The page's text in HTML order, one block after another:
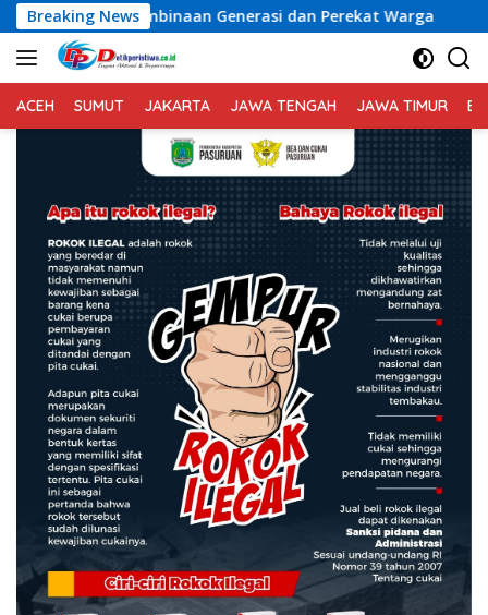
Langsung
ke
konten
Breaking News
Generasi dan Perekat Warga Haerul Warisin
ACEH SUMUT JAKARTA JAWA TENGAH JAWA TIMUR